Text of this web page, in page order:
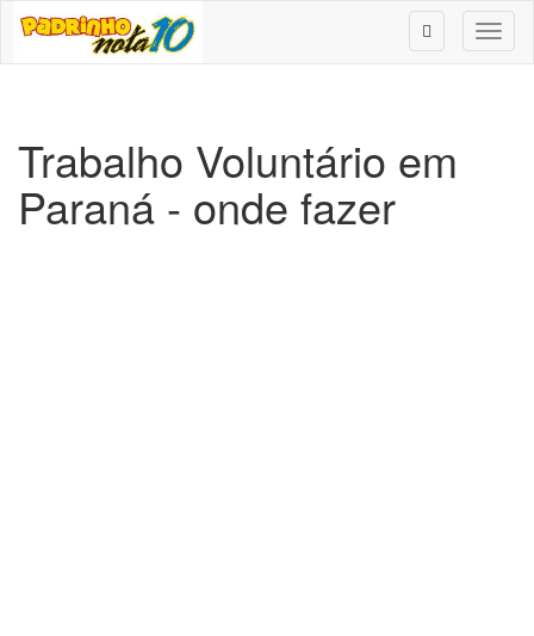
Trabalho Voluntário em
Paraná - onde fazer